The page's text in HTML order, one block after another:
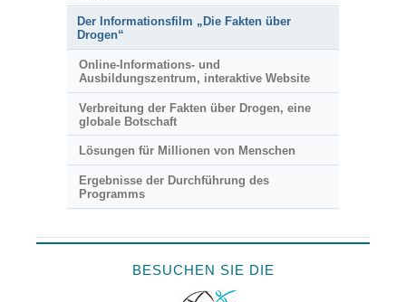
Der Informationsfilm „Die Fakten über
Drogen“
Online-Informations- und
Ausbildungszentrum, interaktive Website
Verbreitung der Fakten über Drogen, eine
globale Botschaft
Lösungen für Millionen von Menschen
Ergebnisse der Durchführung des
Programms
BESUCHEN SIE DIE